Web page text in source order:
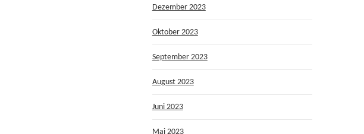
Dezember 2023
Oktober 2023
September 2023
August 2023
Juni 2023
Mai 2023